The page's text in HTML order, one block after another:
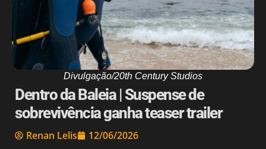
Divulgação/20th Century Studios
Dentro da Baleia | Suspense de
sobrevivência ganha teaser trailer
Renan Lelis 12/06/2026